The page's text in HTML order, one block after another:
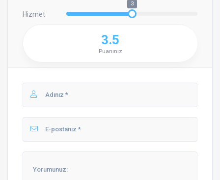
Hizmet
3
3.5
Puanınız